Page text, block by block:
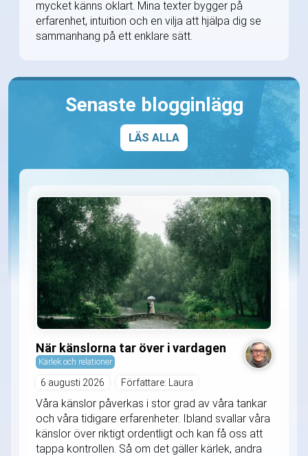
mycket känns oklart. Mina texter bygger på
erfarenhet, intuition och en vilja att hjälpa dig se
sammanhang på ett enklare sätt.
Senaste blogginlägg
LÄS ALLA
När känslorna tar över i vardagen
Kärlek och relationer
6 augusti 2026 Författare: Laura
Våra känslor påverkas i stor grad av våra tankar
och våra tidigare erfarenheter. Ibland svallar våra
känslor över riktigt ordentligt och kan få oss att
tappa kontrollen. Så om det gäller kärlek, andra